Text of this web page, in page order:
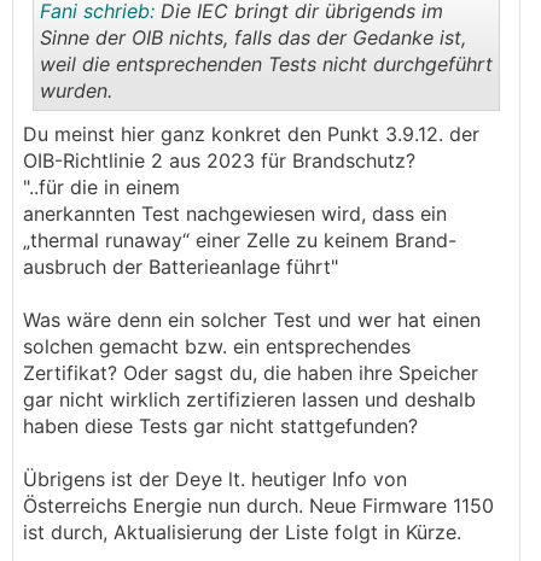
@uzi10 wird hier wohl Recht behalten
Was sagt ihr zur Premiumversion? Preislich
natürlich schon teurer, dafür noch einmal
höherwertigere Zellen aber vor allem IEC-62619
zertifiziert, im Gegensatz zu Basic und Standard.
Gemeinsam mit z.B. einem Deye Hybrid ist man
preislich schön im Rahmen. Auf Österreichs
Energie steht bezüglich der Maschine folgendes:
"DEYE SUN-xxK-SG04LP3-EU: Die letzte
Überprüfung der Steuertafel MAIN: Ver 1147 (For
Austria) hat am 06.03.2024
stattgefunden. Aktuell noch Fehler bei P(U).
Hersteller ist informiert. Warten auf Update."
Klingt danach, als ob Deye hier dranbleibt und
gewillt ist, den wirklich in AUT zu positionieren.
..
Fani schrieb: Die IEC bringt dir übrigends im
Sinne der OIB nichts, falls das der Gedanke ist,
weil die entsprechenden Tests nicht durchgeführt
wurden.
Du meinst hier ganz konkret den Punkt 3.9.12. der
OIB-Richtlinie 2 aus 2023 für Brandschutz?
"..für die in einem
anerkannten Test nachgewiesen wird, dass ein
„thermal runaway“ einer Zelle zu keinem Brand-
ausbruch der Batterieanlage führt"
Was wäre denn ein solcher Test und wer hat einen
solchen gemacht bzw. ein entsprechendes
Zertifikat? Oder sagst du, die haben ihre Speicher
gar nicht wirklich zertifizieren lassen und deshalb
haben diese Tests gar nicht stattgefunden?
Übrigens ist der Deye lt. heutiger Info von
Österreichs Energie nun durch. Neue Firmware 1150
ist durch, Aktualisierung der Liste folgt in Kürze.